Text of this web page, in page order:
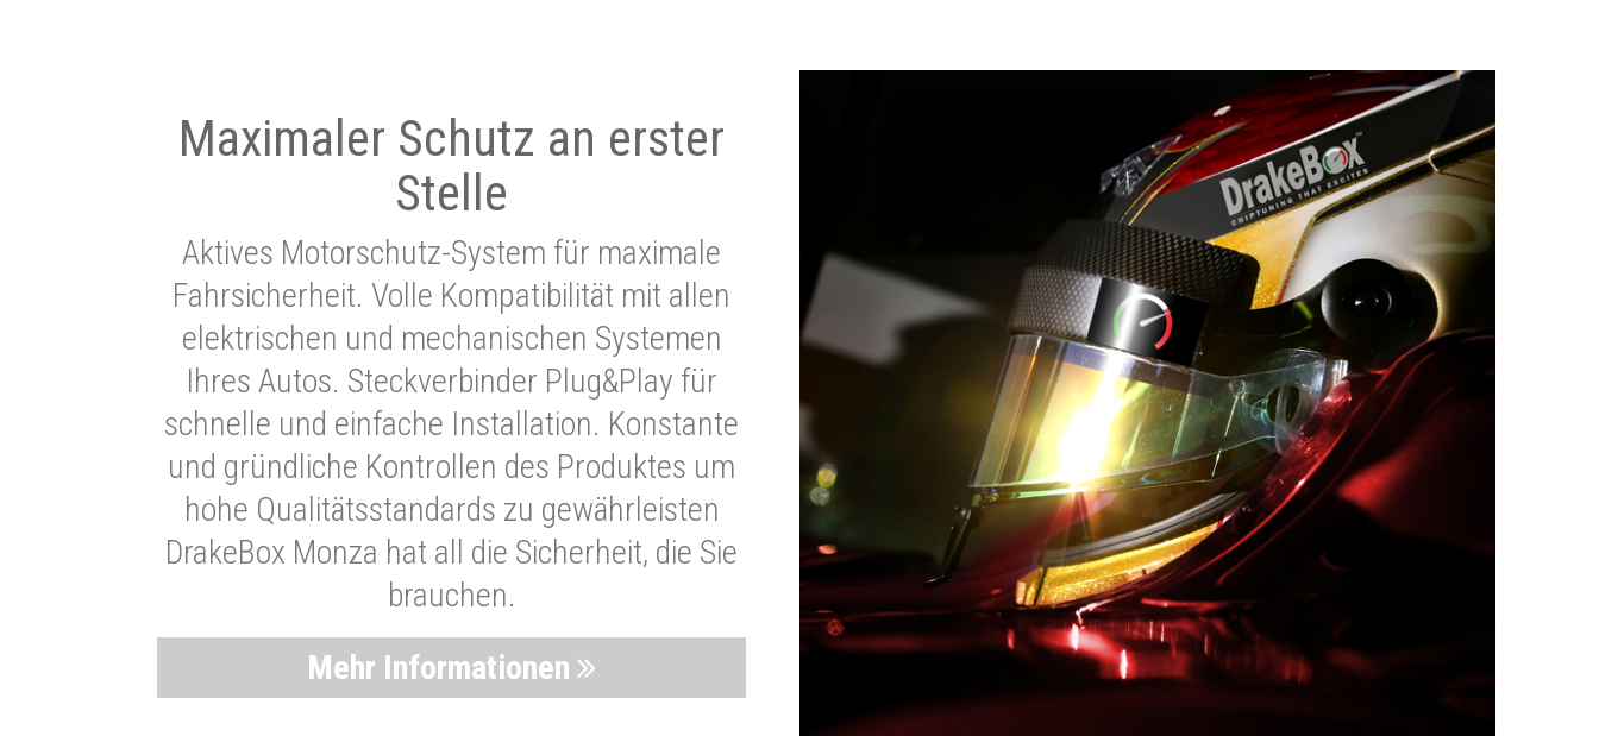
Maximaler Schutz an erster
Stelle
Aktives Motorschutz-System für maximale
Fahrsicherheit. Volle Kompatibilität mit allen
elektrischen und mechanischen Systemen
Ihres Autos. Steckverbinder Plug&Play für
schnelle und einfache Installation. Konstante
und gründliche Kontrollen des Produktes um
hohe Qualitätsstandards zu gewährleisten
DrakeBox Monza hat all die Sicherheit, die Sie
brauchen.
Mehr Informationen